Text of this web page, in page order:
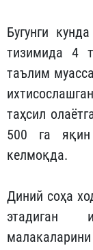
Бугунги
тизимида 4
таълим
таҳсил
500 га яқин
келмоқда.
Диний соҳа
этадиган